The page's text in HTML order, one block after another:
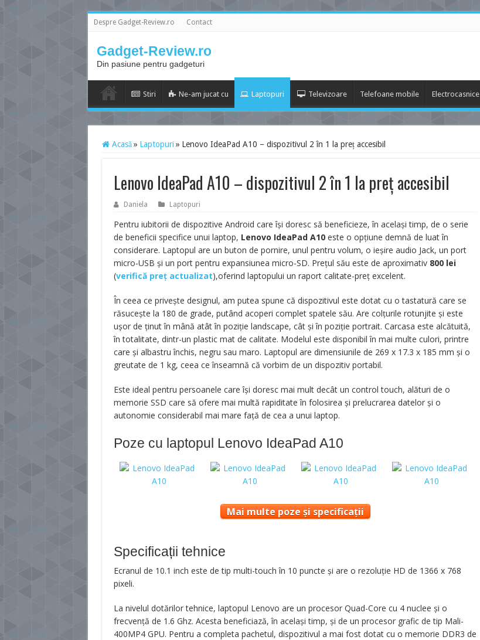
Despre Gadget-Review.ro Contact
Gadget-Review.ro
Din pasiune pentru gadgeturi
Stiri Ne-am jucat cu Laptopuri Televizoare Telefoane mobile Electrocasnice
Acasă » Laptopuri » Lenovo IdeaPad A10 – dispozitivul 2 în 1 la preț accesibil
Lenovo IdeaPad A10 – dispozitivul 2 în 1 la preț accesibil
Daniela Laptopuri
Pentru iubitorii de dispozitive Android care își doresc să beneficieze, în același timp, de o serie
de beneficii specifice unui laptop, Lenovo IdeaPad A10este o opțiune demnă de luat în
considerare. Laptopul are un buton de pornire, unul pentru volum, o ieșire audio Jack, un port
micro-USB și un port pentru expansiunea micro-SD. Prețul său este de aproximativ 800 lei
(verifică preț actualizat),oferind laptopului un raport calitate-preț excelent.
În ceea ce privește designul, am putea spune că dispozitivul este dotat cu o tastatură care se
răsucește la 180 de grade, putând acoperi complet spatele său. Are colțurile rotunjite și este
ușor de ținut în mână atât în poziție landscape, cât și în poziție portrait. Carcasa este alcătuită,
în totalitate, dintr-un plastic mat de calitate. Modelul este disponibil în mai multe culori, printre
care și albastru închis, negru sau maro. Laptopul are dimensiunile de 269 x 17.3 x 185 mm și o
greutate de 1 kg, ceea ce înseamnă că vorbim de un dispozitiv portabil.
Este ideal pentru persoanele care își doresc mai mult decât un control touch, alături de o
memorie SSD care să ofere mai multă rapiditate în folosirea și prelucrarea datelor și o
autonomie considerabil mai mare față de cea a unui laptop.
Poze cu laptopul Lenovo IdeaPad A10
Mai multe poze și specificații
Specificații tehnice
Ecranul de 10.1 inch este de tip multi-touch în 10 puncte și are o rezoluție HD de 1366 x 768
pixeli.
La nivelul dotărilor tehnice, laptopul Lenovo are un procesor Quad-Core cu 4 nuclee și o
frecvență de 1.6 Ghz. Acesta beneficiază, în același timp, și de un procesor grafic de tip Mali-
400MP4 GPU. Pentru a completa pachetul, dispozitivul a mai fost dotat cu o memorie DDR3 de